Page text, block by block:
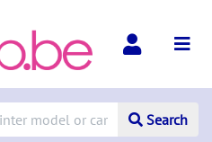
Search